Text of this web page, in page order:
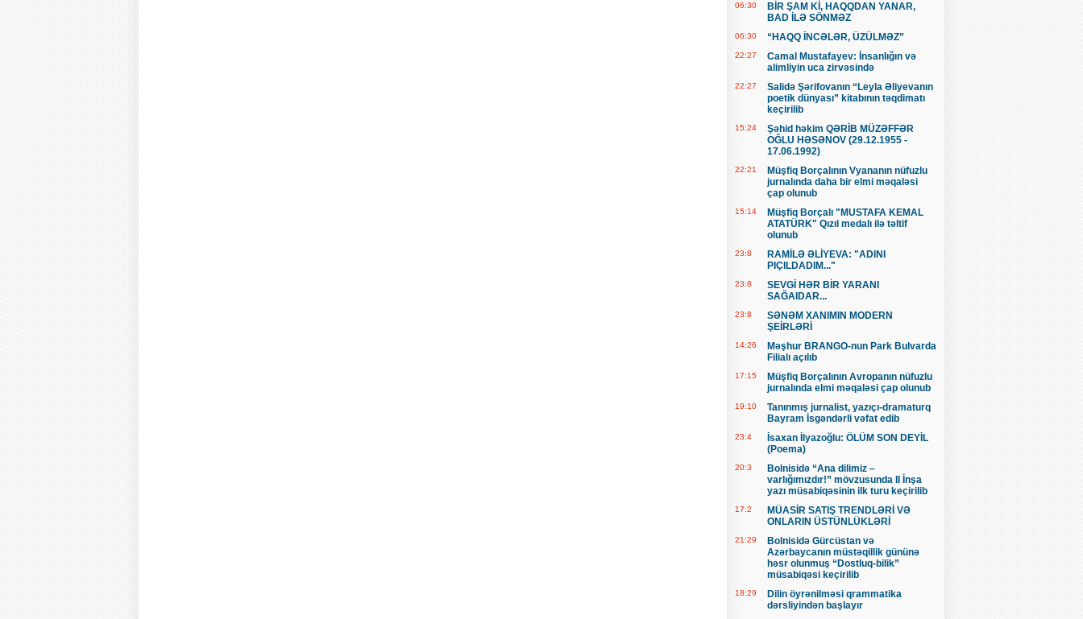
06:30
BİR ŞAM Kİ, HAQQDAN YANAR,
BAD İLƏ SÖNMƏZ
06:30 “HAQQ İNCƏLƏR, ÜZÜLMƏZ”
22:27
Camal Mustafayev: İnsanlığın və
alimliyin uca zirvəsində
22:27
Salidə Şərifovanın “Leyla Əliyevanın
poetik dünyası” kitabının təqdimatı
keçirilib
15:24
Şəhid həkim QƏRİB MÜZƏFFƏR
OĞLU HƏSƏNOV (29.12.1955 -
17.06.1992)
22:21
Müşfiq Borçalının Vyananın nüfuzlu
jurnalında daha bir elmi məqaləsi
çap olunub
15:14
Müşfiq Borçalı "MUSTAFA KEMAL
ATATÜRK" Qızıl medalı ilə təltif
olunub
23:8
RAMİLƏ ƏLİYEVA: "ADINI
PIÇILDADIM..."
23:8
SEVGİ HƏR BİR YARANI
SAĞAIDAR...
23:8
SƏNƏM XANIMIN MODERN
ŞEİRLƏRİ
14:26
Məşhur BRANGO-nun Park Bulvarda
Filialı açılıb
17:15
Müşfiq Borçalının Avropanın nüfuzlu
jurnalında elmi məqaləsi çap olunub
19:10
Tanınmış jurnalist, yazıçı-dramaturq
Bayram İsgəndərli vəfat edib
23:4
İsaxan İlyazoğlu: ÖLÜM SON DEYİL
(Poema)
20:3
Bolnisidə “Ana dilimiz –
varlığımızdır!” mövzusunda II İnşa
yazı müsabiqəsinin ilk turu keçirilib
17:2
MÜASİR SATIŞ TRENDLƏRİ VƏ
ONLARIN ÜSTÜNLÜKLƏRİ
21:29
Bolnisidə Gürcüstan və
Azərbaycanın müstəqillik gününə
həsr olunmuş “Dostluq-bilik”
müsabiqəsi keçirilib
18:29
Dilin öyrənilməsi qrammatika
dərsliyindən başlayır